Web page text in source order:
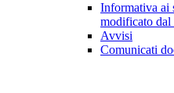
Informativa ai
modificato dal
Avvisi
Comunicati